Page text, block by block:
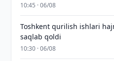
10:45 · 06/08
Toshkent qurilish ishlari
saqlab qoldi
10:30 · 06/08